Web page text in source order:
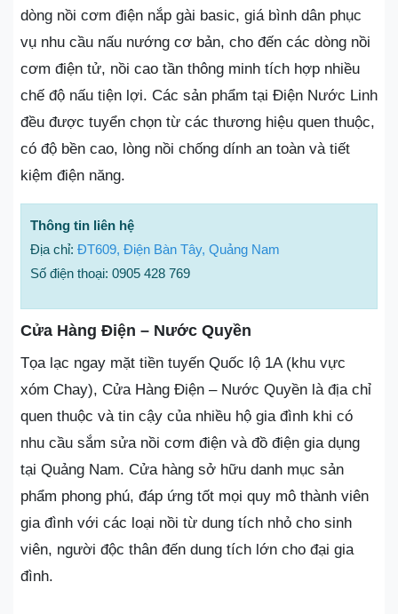
dòng nồi cơm điện nắp gài basic, giá bình dân phục
vụ nhu cầu nấu nướng cơ bản, cho đến các dòng nồi
cơm điện tử, nồi cao tần thông minh tích hợp nhiều
chế độ nấu tiện lợi. Các sản phẩm tại Điện Nước Linh
đều được tuyển chọn từ các thương hiệu quen thuộc,
có độ bền cao, lòng nồi chống dính an toàn và tiết
kiệm điện năng.
Thông tin liên hệ
Địa chỉ: ĐT609, Điện Bàn Tây, Quảng Nam
Số điện thoại: 0905 428 769
Cửa Hàng Điện – Nước Quyền
Tọa lạc ngay mặt tiền tuyến Quốc lộ 1A (khu vực
xóm Chay), Cửa Hàng Điện – Nước Quyền là địa chỉ
quen thuộc và tin cậy của nhiều hộ gia đình khi có
nhu cầu sắm sửa nồi cơm điện và đồ điện gia dụng
tại Quảng Nam. Cửa hàng sở hữu danh mục sản
phẩm phong phú, đáp ứng tốt mọi quy mô thành viên
gia đình với các loại nồi từ dung tích nhỏ cho sinh
viên, người độc thân đến dung tích lớn cho đại gia
đình.